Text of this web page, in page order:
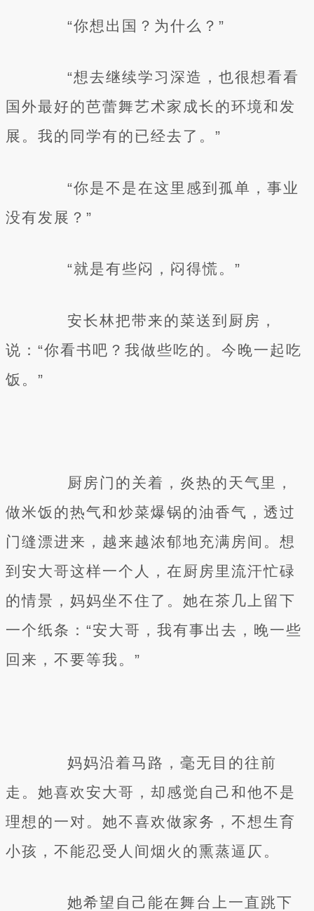
“你想出国？为什么？”
“想去继续学习深造，也很想看看
国外最好的芭蕾舞艺术家成长的环境和发
展。我的同学有的已经去了。”
“你是不是在这里感到孤单，事业
没有发展？”
“就是有些闷，闷得慌。”
安长林把带来的菜送到厨房，
说：“你看书吧？我做些吃的。今晚一起吃
饭。”
厨房门的关着，炎热的天气里，
做米饭的热气和炒菜爆锅的油香气，透过
门缝漂进来，越来越浓郁地充满房间。想
到安大哥这样一个人，在厨房里流汗忙碌
的情景，妈妈坐不住了。她在茶几上留下
一个纸条：“安大哥，我有事出去，晚一些
回来，不要等我。”
妈妈沿着马路，毫无目的往前
走。她喜欢安大哥，却感觉自己和他不是
理想的一对。她不喜欢做家务，不想生育
小孩，不能忍受人间烟火的熏蒸逼仄。
她希望自己能在舞台上一直跳下